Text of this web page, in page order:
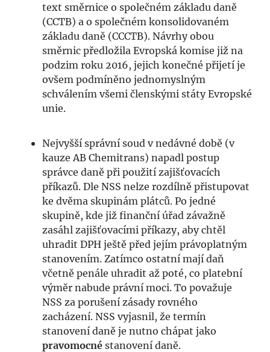
text směrnice o společném základu daně
(CCTB) a o společném konsolidovaném
základu daně (CCCTB). Návrhy obou
směrnic předložila Evropská komise již na
podzim roku 2016, jejich konečné přijetí je
ovšem podmíněno jednomyslným
schválením všemi členskými státy Evropské
unie.
Nejvyšší správní soud v nedávné době (v
kauze AB Chemitrans) napadl postup
správce daně při použití zajišťovacích
příkazů. Dle NSS nelze rozdílně přistupovat
ke dvěma skupinám plátců. Po jedné
skupině, kde již finanční úřad závažně
zasáhl zajišťovacími příkazy, aby chtěl
uhradit DPH ještě před jejím právoplatným
stanovením. Zatímco ostatní mají daň
včetně penále uhradit až poté, co platební
výměr nabude právní moci. To považuje
NSS za porušení zásady rovného
zacházení. NSS vyjasnil, že termín
stanovení daně je nutno chápat jako
pravomocnéstanovení daně.